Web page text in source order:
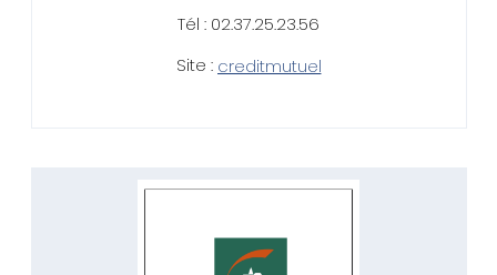
Tél : 02.37.25.23.56
Site : creditmutuel